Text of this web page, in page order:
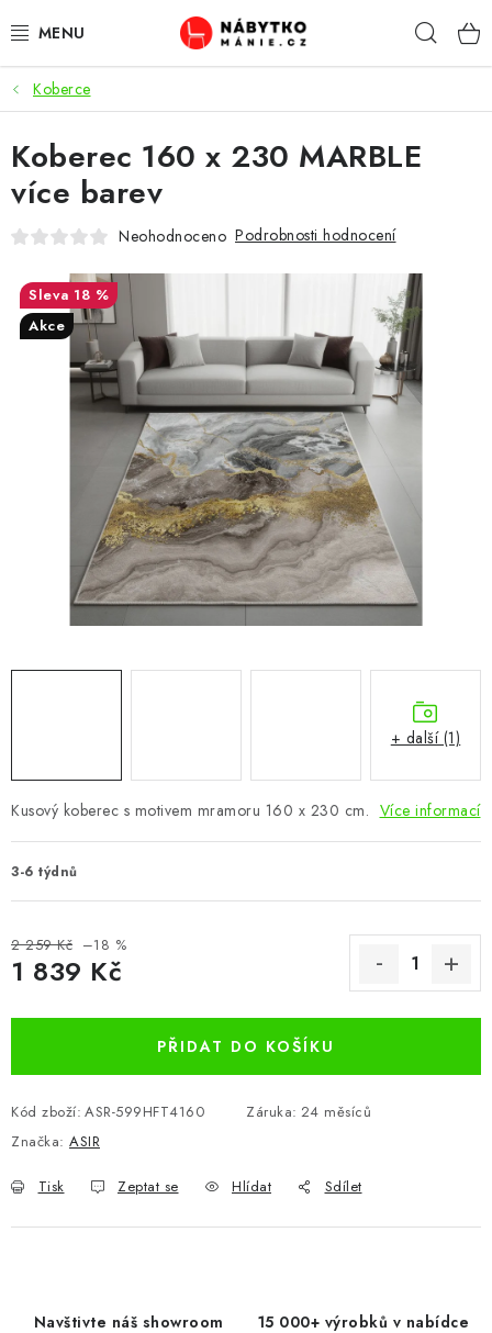
na
OBÝVACÍ POKOJ
KUCHYŇ A JÍDELNA
LOŽNICE
KANCELÁŘ / PRACOVNA
KOUPELNA A WC
CHOVATELSKÉ POTŘEBY
DOPLŇKY A DEKORACE
ZAHRADA
OSTATNÍ
VÝPRODEJ
Vše o nákupu Info
Reklamace a odstoupení od smlouvy
Kontakty
Koberce
Kusový koberec s motivem mramoru 160 x 230 cm. Více informací
3-6 týdnů
2 259 Kč –18 %
1 839 Kč
PŘIDAT DO KOŠÍKU
Kód zboží: ASR-599HFT4160 Záruka: 24 měsíců
Značka: ASIR
Tisk Zeptat se Hlídat Sdílet
Koberec 160 x 230 MARBLE
více barev
Neohodnoceno Podrobnosti hodnocení
18 %
Akce
+ další (1)
Navštivte náš showroom 15 000+ výrobků v nabídce